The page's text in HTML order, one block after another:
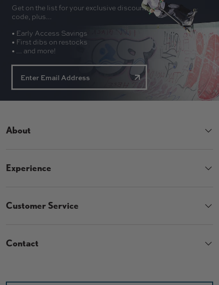
Get on the list for your exclusive discount
code, plus...
• Early Access Savings
• First dibs on restocks
• ... and more!
About
Experience
Customer Service
Contact